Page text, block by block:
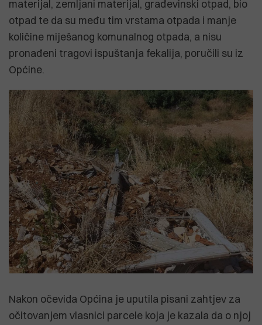
materijal, zemljani materijal, građevinski otpad, bio
otpad te da su među tim vrstama otpada i manje
količine miješanog komunalnog otpada, a nisu
pronađeni tragovi ispuštanja fekalija, poručili su iz
Općine.
Nakon očevida Općina je uputila pisani zahtjev za
očitovanjem vlasnici parcele koja je kazala da o njoj